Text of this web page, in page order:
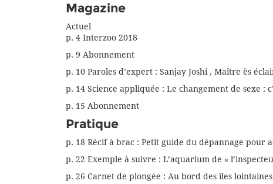
Magazine
Actuel
p. 4 Interzoo 2018
p. 9 Abonnement
p. 10 Paroles d’expert : Sanjay Joshi , Maître ès
p. 14 Science appliquée : Le changement de sexe :
p. 15 Abonnement
Pratique
p. 18 Récif à brac : Petit guide du dépannage pour
p. 22 Exemple à suivre : L’aquarium de «
p. 26 Carnet de plongée : Au bord des îles